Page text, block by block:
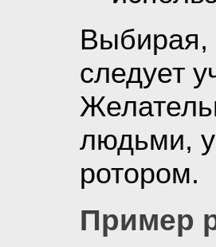
Выбирая,
следует
людьми,
ротором.
Пример